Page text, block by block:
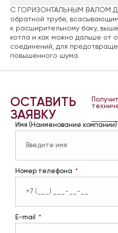
С ГОРИЗОНТАЛЬНЫМ ВАЛОМ
обратной трубе,
к расширительному баку,
котла и как можно дальше от
соединений, для
повышенного шума.
ОСТАВИТЬ
ЗАЯВКУ
Имя (Наименование компании)
Номер телефона
E-mail